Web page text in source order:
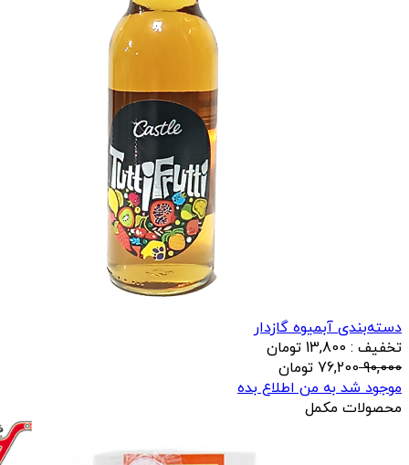
دسته‌بندی آبمیوه گازدار
تخفیف : 13,800 تومان
90,000
76,200 تومان
موجود شد به من اطلاع بده
محصولات مکمل